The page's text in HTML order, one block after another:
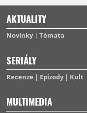
AKTUALITY
Novinky Témata
SERIÁLY
Recenze Epizody Kult
MULTIMEDIA